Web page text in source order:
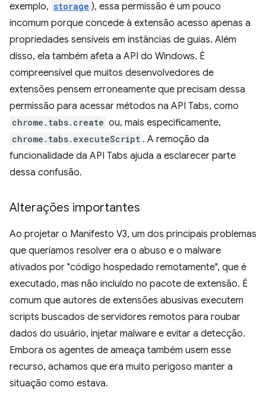
exemplo, storage ), essa permissão é um pouco
incomum porque concede à extensão acesso apenas a
propriedades sensíveis em instâncias de guias. Além
disso, ela também afeta a API do Windows. É
compreensível que muitos desenvolvedores de
extensões pensem erroneamente que precisam dessa
permissão para acessar métodos na API Tabs, como
chrome.tabs.create ou, mais especificamente,
chrome.tabs.executeScript . A remoção da
funcionalidade da API Tabs ajuda a esclarecer parte
dessa confusão.
Alterações importantes
Ao projetar o Manifesto V3, um dos principais problemas
que queríamos resolver era o abuso e o malware
ativados por "código hospedado remotamente", que é
executado, mas não incluído no pacote de extensão. É
comum que autores de extensões abusivas executem
scripts buscados de servidores remotos para roubar
dados do usuário, injetar malware e evitar a detecção.
Embora os agentes de ameaça também usem esse
recurso, achamos que era muito perigoso manter a
situação como estava.